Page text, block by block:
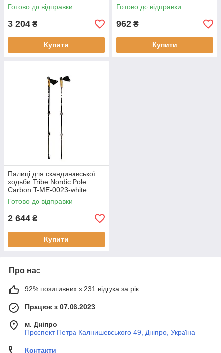
Готово до відправки
3 204 ₴
Купити
Готово до відправки
962 ₴
Купити
Палиці для скандинавської
ходьби Tribe Nordic Pole
Carbon T-ME-0023-white
Готово до відправки
2 644 ₴
Купити
Про нас
92% позитивних з 231 відгука за рік
Працює з 07.06.2023
м. Дніпро
Проспект Петра Калнишевського 49, Дніпро, Україна
Контакти